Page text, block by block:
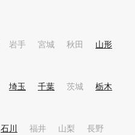
岩手 宮城 秋田 山形
埼玉 千葉 茨城 栃木
石川 福井 山梨 長野